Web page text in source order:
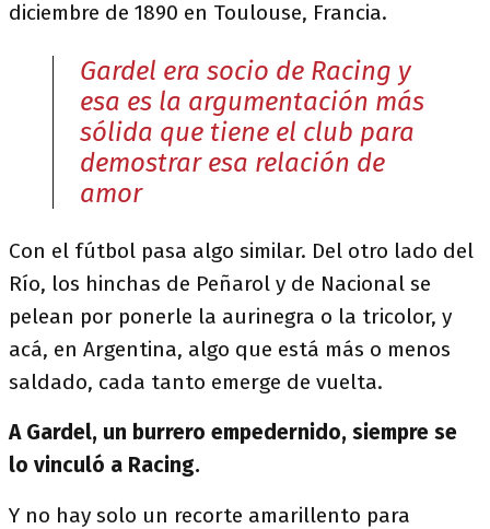
diciembre de 1890 en Toulouse, Francia.
Gardel era socio de Racing y
esa es la argumentación más
sólida que tiene el club para
demostrar esa relación de
amor
Con el fútbol pasa algo similar. Del otro lado del
Río, los hinchas de Peñarol y de Nacional se
pelean por ponerle la aurinegra o la tricolor, y
acá, en Argentina, algo que está más o menos
saldado, cada tanto emerge de vuelta.
A Gardel, un burrero empedernido, siempre se
lo vinculó a Racing.
Y no hay solo un recorte amarillento para